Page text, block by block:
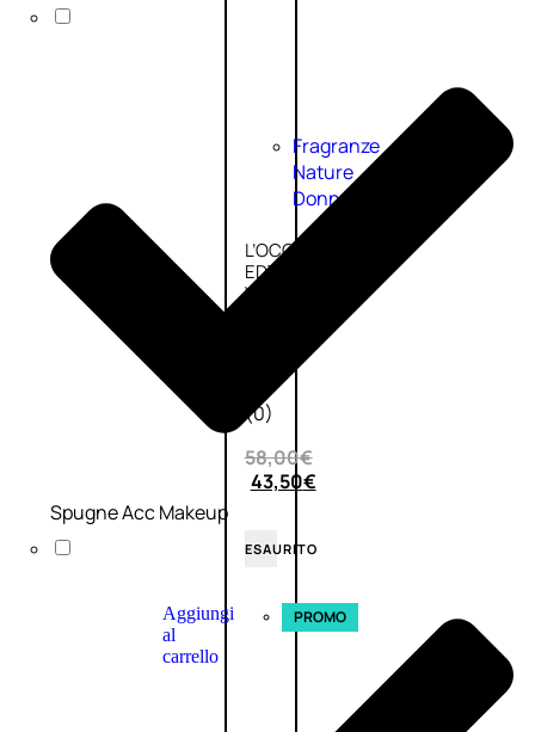
Fragranze
Nature
Donna
L’OCCITANE
EDT
VERBENA
(0)
58,00€
43,50€
ESAURITO
Aggiungi
al
carrello
PROMO
Spugne Acc Makeup